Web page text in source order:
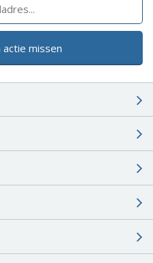
actie missen